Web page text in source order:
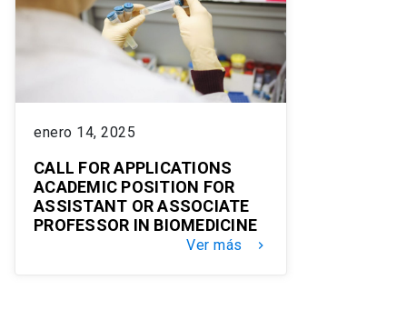
enero 14, 2025
CALL FOR APPLICATIONS
ACADEMIC POSITION FOR
ASSISTANT OR ASSOCIATE
PROFESSOR IN BIOMEDICINE
Ver más keyboard_arrow_right